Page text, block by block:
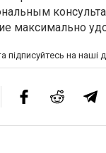
максимально
підписуйтесь на наші